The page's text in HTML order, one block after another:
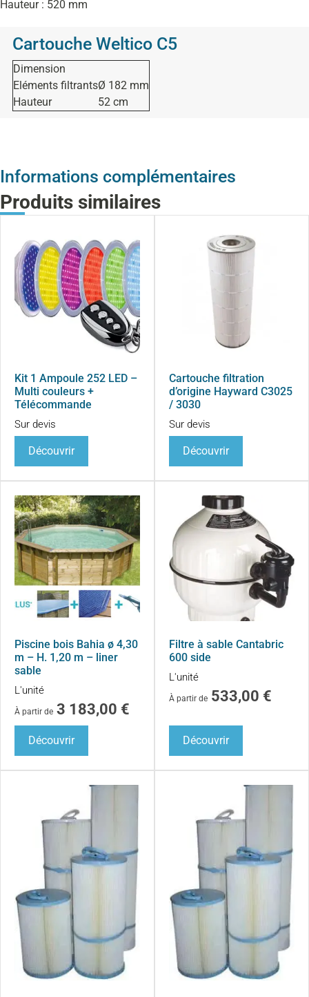
Hauteur : 520 mm
Cartouche Weltico C5
Dimension
Eléments filtrantsØ 182 mm
Hauteur
52 cm
Informations complémentaires
Produits similaires
Kit 1 Ampoule 252 LED –
Multi couleurs +
Télécommande
Sur devis
Découvrir
Cartouche filtration
d’origine Hayward C3025
/ 3030
Sur devis
Découvrir
Piscine bois Bahia ø 4,30
m – H. 1,20 m – liner
sable
L'unité
À partir de 3 183,00 €
Découvrir
Filtre à sable Cantabric
600 side
L'unité
À partir de 533,00 €
Découvrir